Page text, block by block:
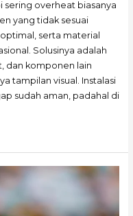
sering overheat biasanya
yang tidak sesuai
serta material
Solusinya adalah
dan komponen lain
tampilan visual. Instalasi
sudah aman, padahal di